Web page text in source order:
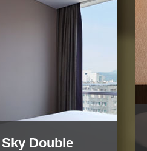
Sky Double